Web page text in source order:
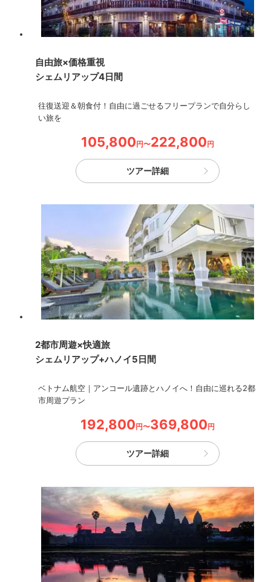
自由旅×価格重視
シェムリアップ4日間
往復送迎＆朝食付！自由に過ごせるフリープランで自分らし
い旅を
105,800円〜222,800円
ツアー詳細
2都市周遊×快適旅
シェムリアップ+ハノイ5日間
ベトナム航空｜アンコール遺跡とハノイへ！自由に巡れる2都
市周遊プラン
192,800円〜369,800円
ツアー詳細